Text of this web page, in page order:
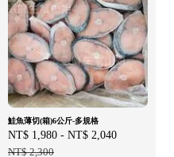
鮭魚薄切(箱)6公斤-多規格
Sale
price
NT$ 1,980 - NT$ 2,040
NT$ 2,300